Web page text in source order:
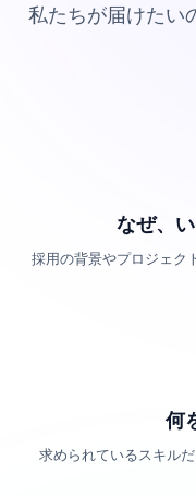
私たちが届けたい
なぜ、
採用の背景やプロジェク
何
求められているスキル